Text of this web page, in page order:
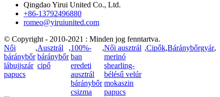
Qingdao Yirui United Co., Ltd.
+86-13792496880
romeo@yiruiunited.com
© Copyright - 2010-2021 : Minden jog fenntartva.
Női
báránybőr
lábujjszár
papucs
,Ausztrál
báránybőr
cipő
,100%-
ban
eredeti
ausztrál
báránybőr
csizma
,Női ausztrál
merinó
shearling-
bélésű velúr
mokaszin
papucs
,Cipők,Báránybőrgyár,